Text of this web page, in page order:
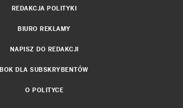
REDAKCJA POLITYKI
BIURO REKLAMY
NAPISZ DO REDAKCJI
BOK DLA SUBSKRYBENTÓW
O POLITYCE